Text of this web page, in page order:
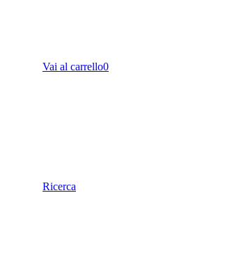
Vai al carrello0
Ricerca